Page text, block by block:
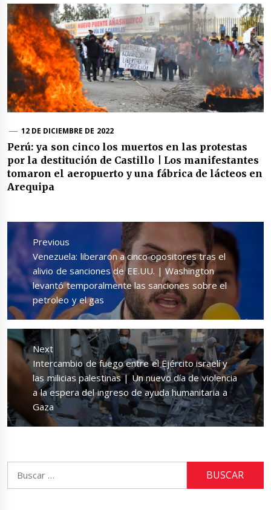
12 DE DICIEMBRE DE 2022
Perú: ya son cinco los muertos en las protestas
por la destitución de Castillo | Los manifestantes
tomaron el aeropuerto y una fábrica de lácteos en
Arequipa
Navegación
de
entradas
Previous
Previous
post:
Venezuela: liberaron a cinco opositores tras el
alivio de sanciones de EE.UU. | Washington
levantó temporalmente las sanciones sobre el
petroleo y el gas
Next
Next
post:
Intercambio de fuego entre el Ejército israelí y
las milicias palestinas | Un nuevo día de violencia
a la espera del ingreso de ayuda humanitaria a
Gaza